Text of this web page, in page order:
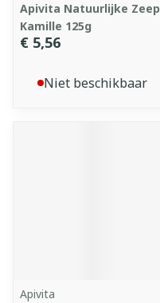
Apivita Natuurlijke Zeep
Kamille 125g
€ 5,56
Niet beschikbaar
Apivita